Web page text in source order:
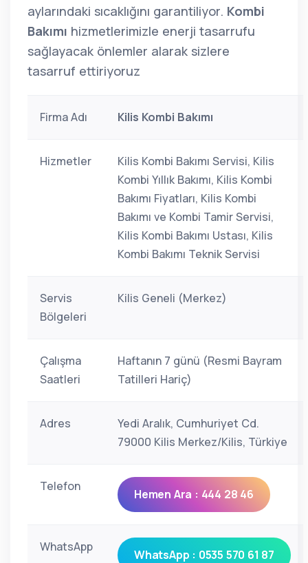
aylarındaki sıcaklığını garantiliyor. Kombi
Bakımı hizmetlerimizle enerji tasarrufu
sağlayacak önlemler alarak sizlere
tasarruf ettiriyoruz
Firma Adı Kilis Kombi Bakımı
Hizmetler
Kilis Kombi Bakımı Servisi, Kilis
Kombi Yıllık Bakımı, Kilis Kombi
Bakımı Fiyatları, Kilis Kombi
Bakımı ve Kombi Tamir Servisi,
Kilis Kombi Bakımı Ustası, Kilis
Kombi Bakımı Teknik Servisi
Servis
Bölgeleri
Kilis Geneli (Merkez)
Çalışma
Saatleri
Haftanın 7 günü (Resmi Bayram
Tatilleri Hariç)
Adres
Yedi Aralık, Cumhuriyet Cd.
79000 Kilis Merkez/Kilis, Türkiye
Telefon
Hemen Ara : 444 28 46
WhatsApp
WhatsApp : 0535 570 61 87